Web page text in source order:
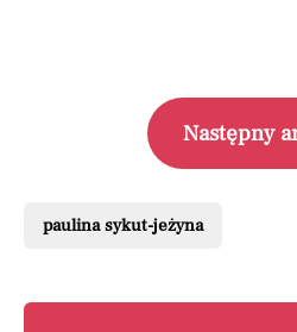
Następny
paulina sykut-jeżyna